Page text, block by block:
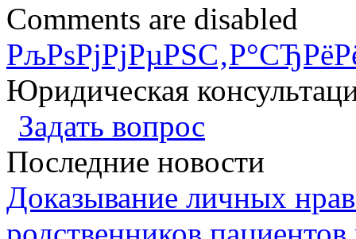
Comments are disabled
Юридическая
Задать вопрос
Последние новости
Доказывание личных